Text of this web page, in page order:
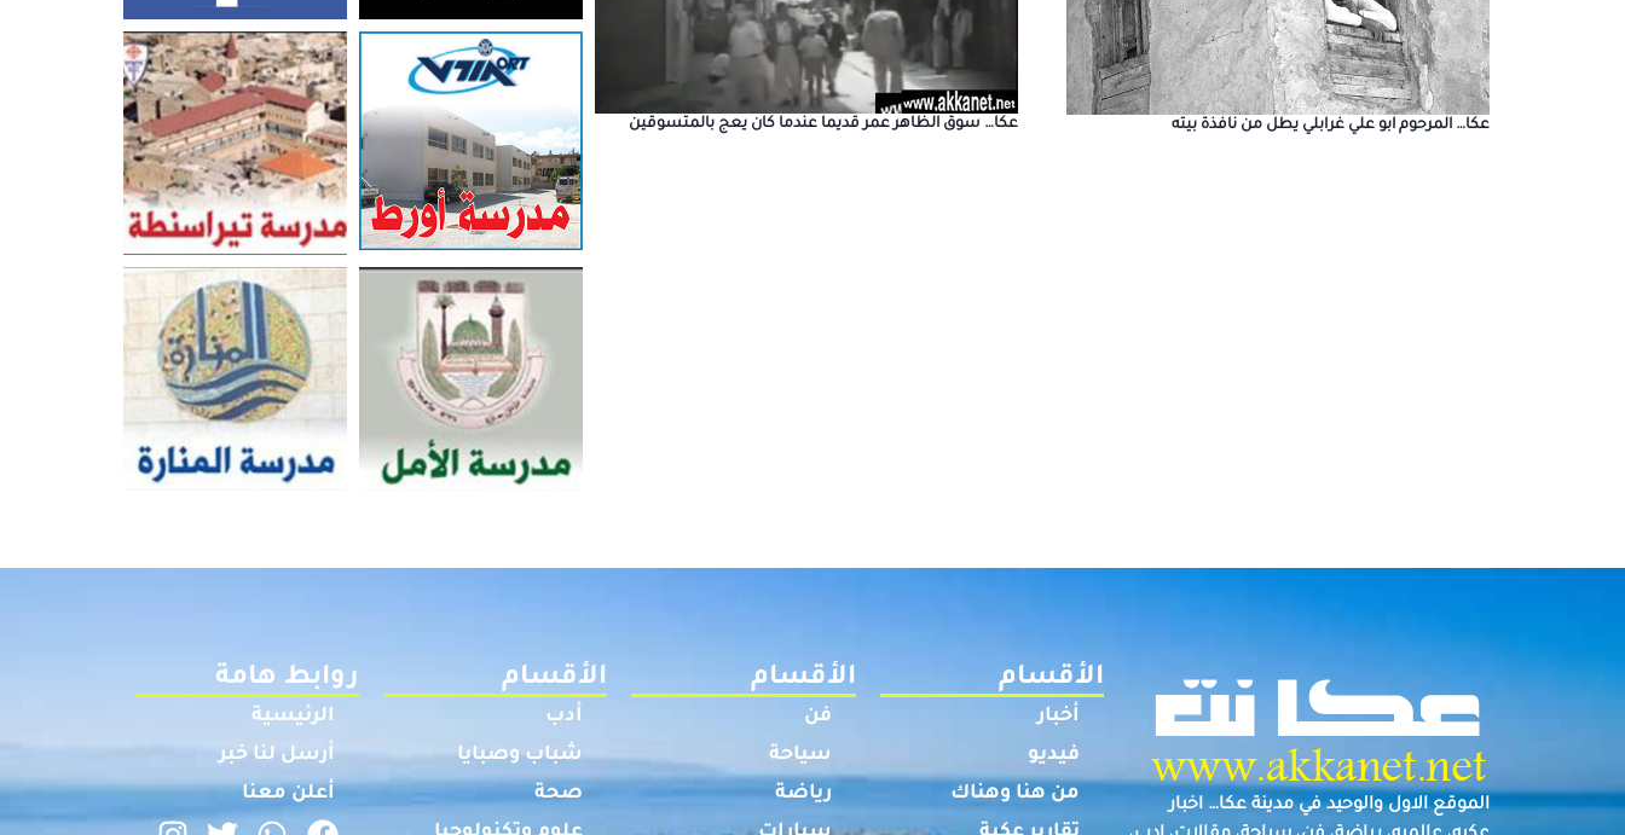
عكا… المرحوم ابو علي غرابلي يطل من نافذة بيته عكا… سوق الظاهر عمر قديما عندما كان يعج بالمتسوقين
الموقع الاول والوحيد في مدينة عكا… اخبار
الأقسام
أخبار
فيديو
من هنا وهناك
الأقسام
فن
سياحة
رياضة
الأقسام
أدب
شباب وصبايا
صحة
روابط هامة
الرئيسية
أرسل لنا خبر
أعلن معنا